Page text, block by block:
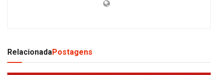
RelacionadaPostagens